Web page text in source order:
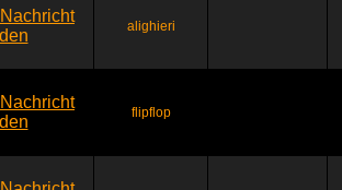
alighieri
flipflop